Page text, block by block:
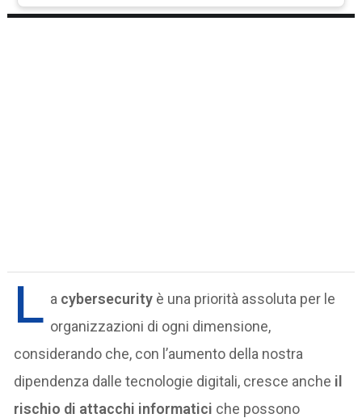
L a cybersecurity è una priorità assoluta per le
organizzazioni di ogni dimensione,
considerando che, con l’aumento della nostra
dipendenza dalle tecnologie digitali, cresce anche il
rischio di attacchi informatici che possono